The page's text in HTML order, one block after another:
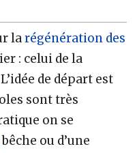
larégénération des
: celui de la
de départ est
sont très
on se
bêche ou d’une